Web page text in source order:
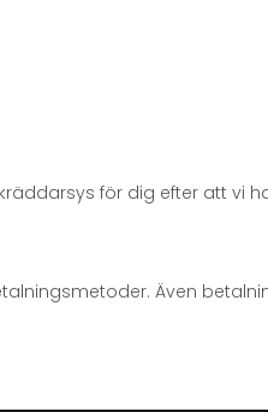
för dig efter att vi
Även